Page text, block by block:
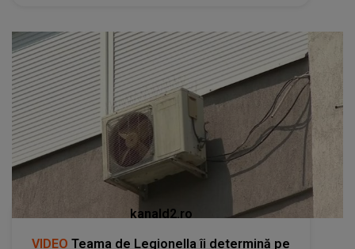
kanald2.ro
VIDEO Teama de Legionella îi determină pe